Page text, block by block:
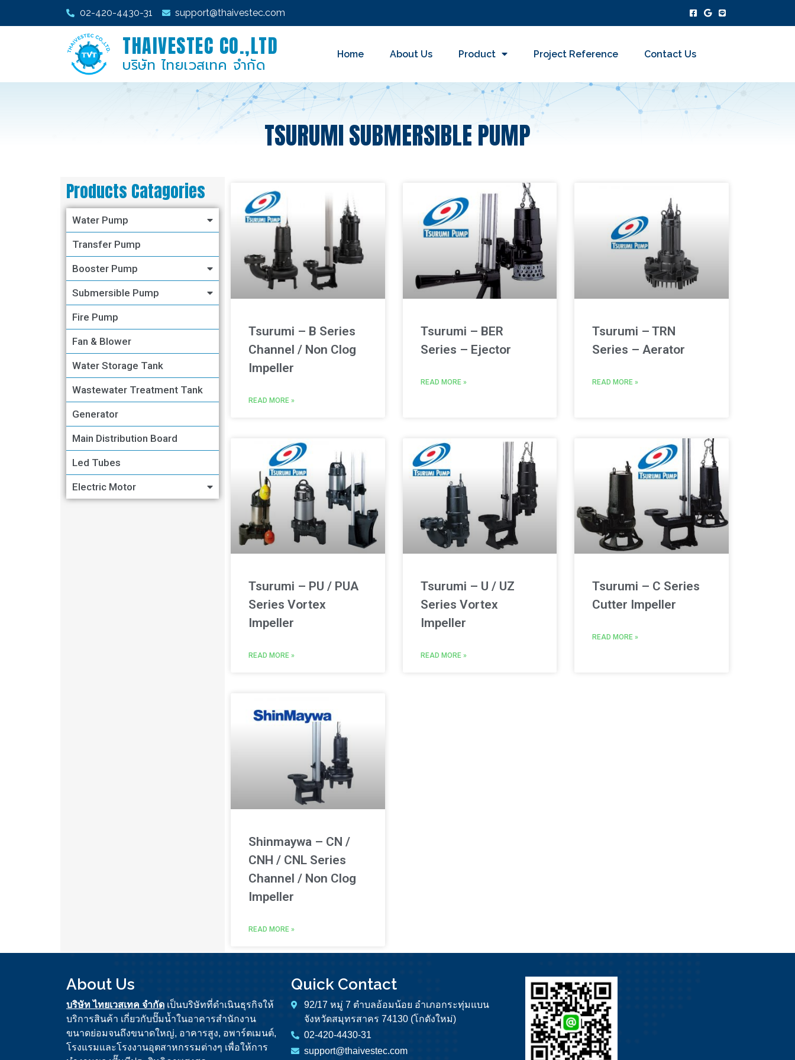
02-420-4430-31 support@thaivestec.com
THAIVESTEC CO.,LTD
บริษัท ไทยเวสเทค จำกัด
Home About Us Product Project Reference Contact Us
TSURUMI SUBMERSIBLE PUMP
Products Catagories
Water Pump
Transfer Pump
Booster Pump
Submersible Pump
Fire Pump
Fan & Blower
Water Storage Tank
Wastewater Treatment Tank
Generator
Main Distribution Board
Led Tubes
Electric Motor
Tsurumi – B Series
Channel / Non Clog
Impeller
READ MORE »
Tsurumi – BER
Series – Ejector
READ MORE »
Tsurumi – TRN
Series – Aerator
READ MORE »
Tsurumi – PU / PUA
Series Vortex
Impeller
READ MORE »
Tsurumi – U / UZ
Series Vortex
Impeller
READ MORE »
Tsurumi – C Series
Cutter Impeller
READ MORE »
Shinmaywa – CN /
CNH / CNL Series
Channel / Non Clog
Impeller
READ MORE »
About Us
บริษัท ไทยเวสเทค จำกัด เป็นบริษัทที่ดำเนินธุรกิจให้
บริการสินค้า เกี่ยวกับปั๊มน้ำในอาคารสำนักงาน
ขนาดย่อมจนถึงขนาดใหญ่, อาคารสูง, อพาร์ตเมนต์,
โรงแรมและโรงงานอุตสาหกรรมต่างๆ เพื่อให้การ
Quick Contact
92/17 หมู่ 7 ตำบลอ้อมน้อย อำเภอกระทุ่มแบน
จังหวัดสมุทรสาคร 74130 (โกดังใหม่)
02-420-4430-31
support@thaivestec.com